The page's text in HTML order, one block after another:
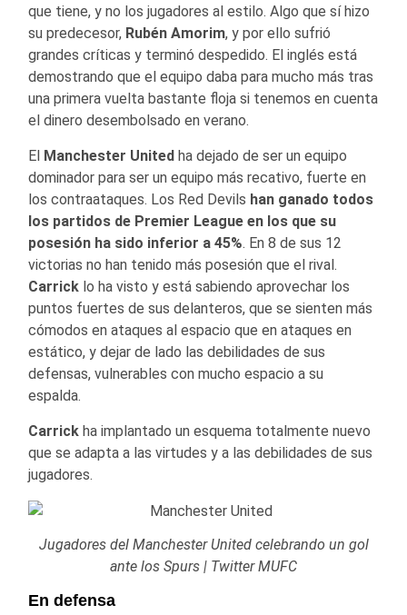
que tiene, y no los jugadores al estilo. Algo que sí hizo
su predecesor, Rubén Amorim, y por ello sufrió
grandes críticas y terminó despedido. El inglés está
demostrando que el equipo daba para mucho más tras
una primera vuelta bastante floja si tenemos en cuenta
el dinero desembolsado en verano.
El Manchester United ha dejado de ser un equipo
dominador para ser un equipo más recativo, fuerte en
los contraataques. Los Red Devils han ganado todos
los partidos de Premier League en los que su
posesión ha sido inferior a 45%. En 8 de sus 12
victorias no han tenido más posesión que el rival.
Carrick lo ha visto y está sabiendo aprovechar los
puntos fuertes de sus delanteros, que se sienten más
cómodos en ataques al espacio que en ataques en
estático, y dejar de lado las debilidades de sus
defensas, vulnerables con mucho espacio a su
espalda.
Carrick ha implantado un esquema totalmente nuevo
que se adapta a las virtudes y a las debilidades de sus
jugadores.
Jugadores del Manchester United celebrando un gol
ante los Spurs | Twitter MUFC
En defensa